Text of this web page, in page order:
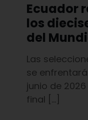
Ecuador
los
del
Las
se
junio de
final […]